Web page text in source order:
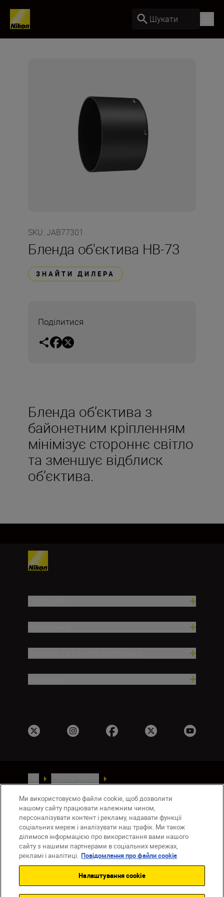
Шукати
SKU: JAB77301
Бленда об'єктива HB-73
ЗНАЙТИ ДИЛЕРА
Поділитися
Бленда об’єктива з
байонетним кріпленням
мінімізує стороннє світло
та зменшує відблиск
об’єктива.
Умови використання
Повідомлення про файли cookie
Налаштування Cookie
© 2026 Nikon
Back to top
Ми використовуємо файли cookie, щоб дозволити
нашому сайту працювати належним чином,
персоналізувати контент і рекламу, надавати функції
соціальних мереж і аналізувати наш трафік. Ми також
ділимося інформацією про використання вами нашого
сайту з нашими партнерами в соціальних мережах,
рекламі і аналітиці. Повідомлення про файли cookie
Налаштування cookie